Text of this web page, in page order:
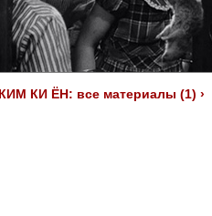
КИМ КИ ЁН: все материалы (1) ›